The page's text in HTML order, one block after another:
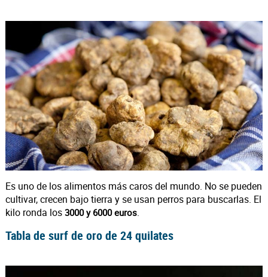
Es uno de los alimentos más caros del mundo. No se pueden
cultivar, crecen bajo tierra y se usan perros para buscarlas. El
kilo ronda los 3000 y 6000 euros.
Tabla de surf de oro de 24 quilates